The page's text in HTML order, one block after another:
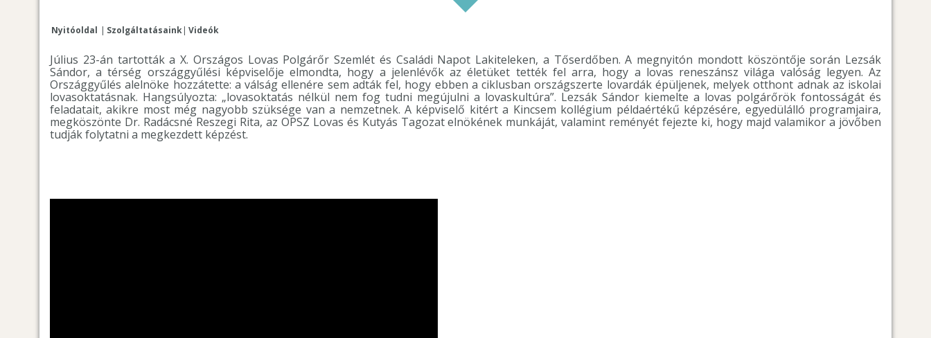
Nyitóoldal Szolgáltatásaink Videók
Július 23-án tartották a X. Országos Lovas Polgárőr Szemlét és Családi Napot Lakiteleken, a Tőserdőben. A megnyitón mondott köszöntője során Lezsák
Sándor, a térség országgyűlési képviselője elmondta, hogy a jelenlévők az életüket tették fel arra, hogy a lovas reneszánsz világa valóság legyen. Az
Országgyűlés alelnöke hozzátette: a válság ellenére sem adták fel, hogy ebben a ciklusban országszerte lovardák épüljenek, melyek otthont adnak az iskolai
lovasoktatásnak. Hangsúlyozta: „lovasoktatás nélkül nem fog tudni megújulni a lovaskultúra”. Lezsák Sándor kiemelte a lovas polgárőrök fontosságát és
feladatait, akikre most még nagyobb szüksége van a nemzetnek. A képviselő kitért a Kincsem kollégium példaértékű képzésére, egyedülálló programjaira,
megköszönte Dr. Radácsné Reszegi Rita, az OPSZ Lovas és Kutyás Tagozat elnökének munkáját, valamint reményét fejezte ki, hogy majd valamikor a jövőben
tudják folytatni a megkezdett képzést.